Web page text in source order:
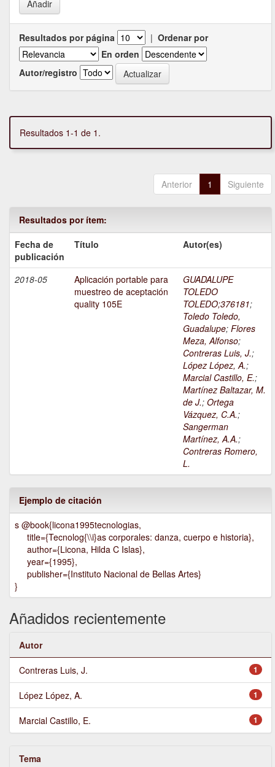
Resultados por página | Ordenar por
En orden
Autor/registro
Resultados 1-1 de 1.
Anterior 1 Siguiente
Resultados por ítem:
Fecha de
publicación
Título Autor(es)
2018-05
Aplicación portable para
muestreo de aceptación
quality 105E
GUADALUPE
TOLEDO
TOLEDO;376181;
Toledo Toledo,
Guadalupe; Flores
Meza, Alfonso;
Contreras Luis, J.;
López López, A.;
Marcial Castillo, E.;
Martínez Baltazar, M.
de J.; Ortega
Vázquez, C.A.;
Sangerman
Martínez, A.A.;
Contreras Romero,
L.
Ejemplo de citación
s @book{licona1995tecnologias,
title={Tecnolog{\\i}as corporales: danza, cuerpo e historia},
author={Licona, Hilda C Islas},
year={1995},
publisher={Instituto Nacional de Bellas Artes}
}
Añadidos recientemente
Autor
1
Contreras Luis, J.
1
López López, A.
1
Marcial Castillo, E.
Tema